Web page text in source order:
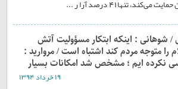
تنها 41 درصد آرا ر ...
/ شوهانی : اینکه ابتکار مسؤولیت آتش
را متوجه مردم کند اشتباه است / مروارید :
نکرده ایم ؛ مشخص شد امکانات بسیار
۱۹ خرداد ۱۳۹۴